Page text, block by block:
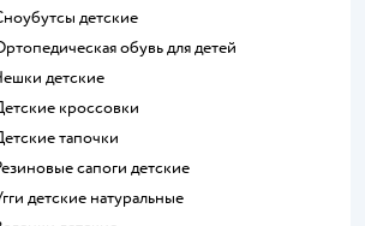
Сноубутсы детские
Ортопедическая обувь для детей
Чешки детские
Детские кроссовки
Детские тапочки
Резиновые сапоги детские
Угги детские натуральные